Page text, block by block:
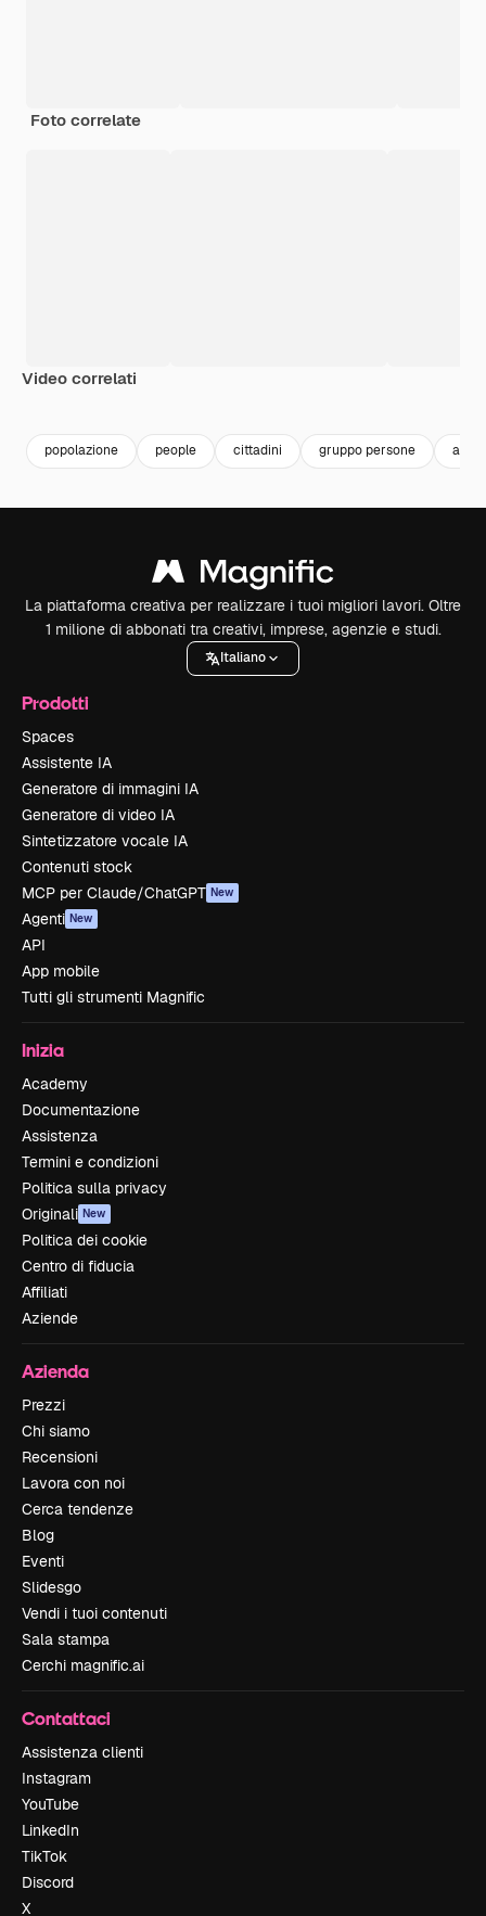
Foto correlate
Video correlati
popolazione people cittadini gruppo persone adulti
La piattaforma creativa per realizzare i tuoi migliori lavori. Oltre
1 milione di abbonati tra creativi, imprese, agenzie e studi.
Italiano
Prodotti
Spaces
Assistente IA
Generatore di immagini IA
Generatore di video IA
Sintetizzatore vocale IA
Contenuti stock
MCP per Claude/ChatGPT New
Agenti New
API
App mobile
Tutti gli strumenti Magnific
Inizia
Academy
Documentazione
Assistenza
Termini e condizioni
Politica sulla privacy
Originali New
Politica dei cookie
Centro di fiducia
Affiliati
Aziende
Azienda
Prezzi
Chi siamo
Recensioni
Lavora con noi
Cerca tendenze
Blog
Eventi
Slidesgo
Vendi i tuoi contenuti
Sala stampa
Cerchi magnific.ai
Contattaci
Assistenza clienti
Instagram
YouTube
LinkedIn
TikTok
Discord
X